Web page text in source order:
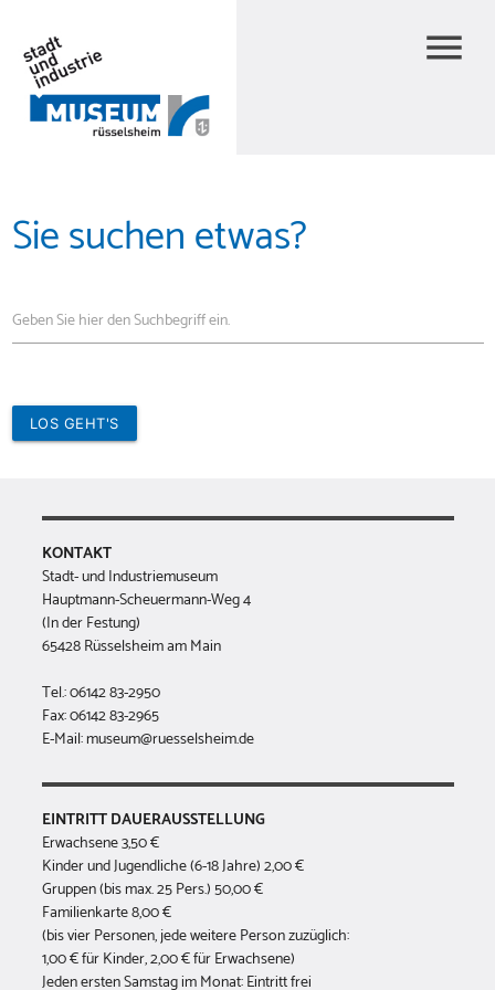
menu
Sie suchen etwas?
Geben Sie hier den Suchbegriff ein.
LOS GEHT'S
KONTAKT
Stadt- und Industriemuseum
Hauptmann-Scheuermann-Weg 4
(In der Festung)
65428 Rüsselsheim am Main
Tel.: 06142 83-2950
Fax: 06142 83-2965
E-Mail: museum@ruesselsheim.de
EINTRITT DAUERAUSSTELLUNG
Erwachsene 3,50 €
Kinder und Jugendliche (6-18 Jahre) 2,00 €
Gruppen (bis max. 25 Pers.) 50,00 €
Familienkarte 8,00 €
(bis vier Personen, jede weitere Person zuzüglich:
1,00 € für Kinder, 2,00 € für Erwachsene)
Jeden ersten Samstag im Monat: Eintritt frei